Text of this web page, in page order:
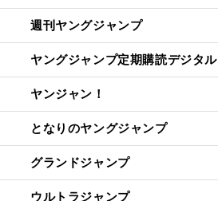
週刊ヤングジャンプ
ヤングジャンプ定期購読デジタル
ヤンジャン！
となりのヤングジャンプ
グランドジャンプ
ウルトラジャンプ